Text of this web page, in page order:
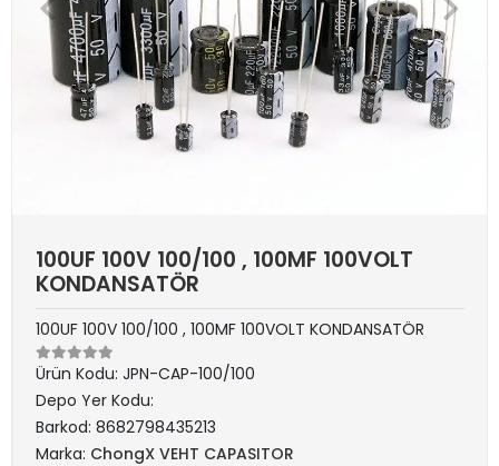
100UF 100V 100/100 , 100MF 100VOLT
KONDANSATÖR
100UF 100V 100/100 , 100MF 100VOLT KONDANSATÖR
Ürün Kodu: JPN-CAP-100/100
Depo Yer Kodu:
Barkod: 8682798435213
Marka: ChongX VEHT CAPASITOR